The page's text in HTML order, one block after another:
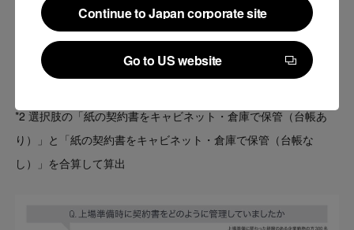
Continue to Japan corporate site
Continue to Japan corporate site
Go to US website
Go to US website
*2 選択肢の「紙の契約書をキャビネット・倉庫で保管（台帳あ
り）」と「紙の契約書をキャビネット・倉庫で保管（台帳な
し）」を合算して算出